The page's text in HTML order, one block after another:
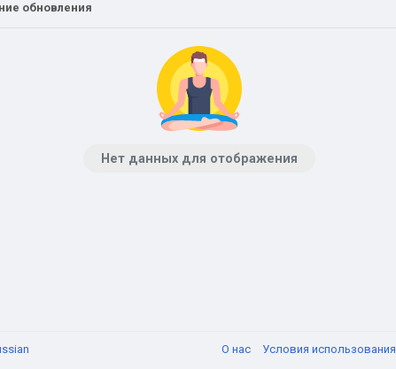
обновления
Нет данных для отображения
О нас Условия использования